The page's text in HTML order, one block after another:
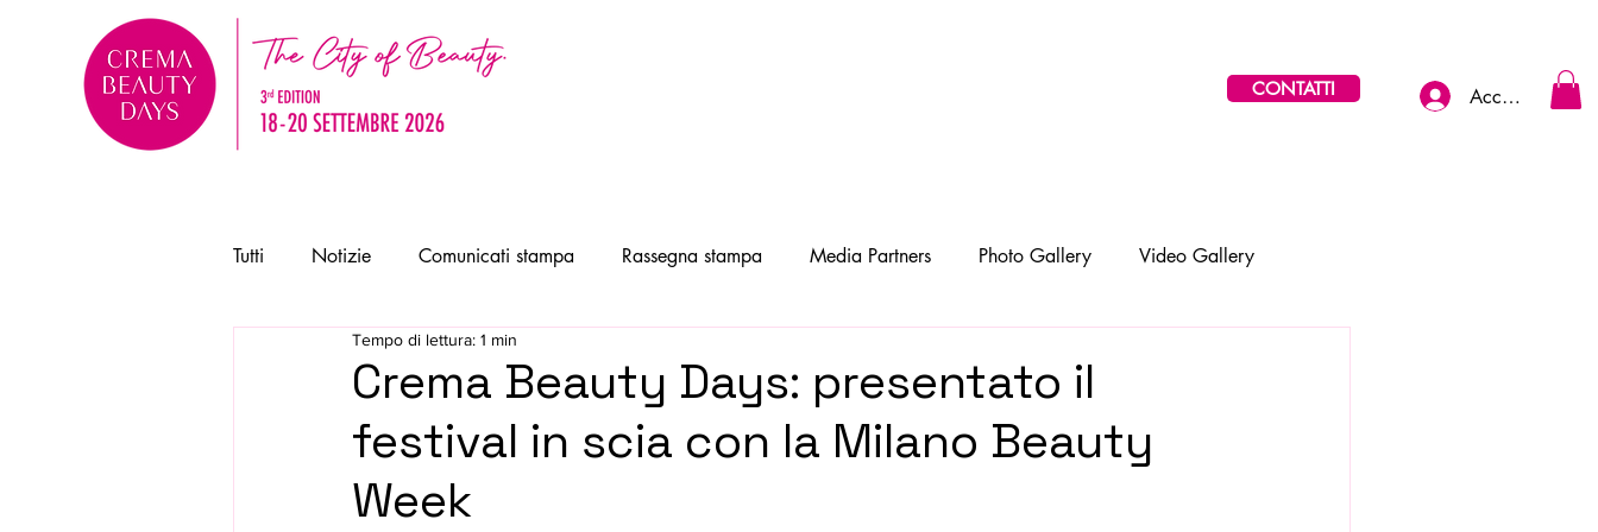
CONTATTI Accedi
Tutti Notizie Comunicati stampa Rassegna stampa Media Partners Photo Gallery Video Gallery
Crema Beauty Days: presentato il
festival in scia con la Milano Beauty
Week
Tempo di lettura: 1 min